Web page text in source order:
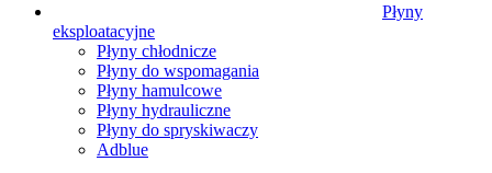
Płyny
eksploatacyjne
Płyny chłodnicze
Płyny do wspomagania
Płyny hamulcowe
Płyny hydrauliczne
Płyny do spryskiwaczy
Adblue